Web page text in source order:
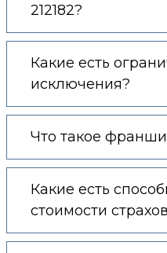
212182?
Какие есть
исключения?
Что такое
Какие есть
стоимости